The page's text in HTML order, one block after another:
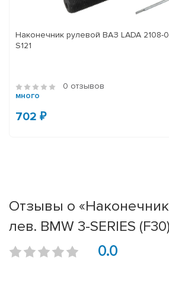
Наконечник рулевой ВАЗ LADA 2108-
S121
0 отзывов
много
702 ₽
Отзывы о
лев. BMW 3-SERIES
0.0